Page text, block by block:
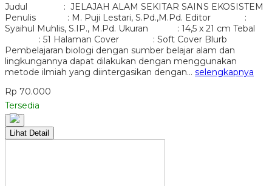
Judul : JELAJAH ALAM SEKITAR SAINS EKOSISTEM
Penulis : M. Puji Lestari, S.Pd.,M.Pd. Editor :
Syaihul Muhlis, S.IP., M.Pd. Ukuran : 14,5 x 21 cm Tebal
: 51 Halaman Cover : Soft Cover Blurb
Pembelajaran biologi dengan sumber belajar alam dan
lingkungannya dapat dilakukan dengan menggunakan
metode ilmiah yang diintergasikan dengan… selengkapnya
Rp 70.000
Tersedia
Lihat Detail